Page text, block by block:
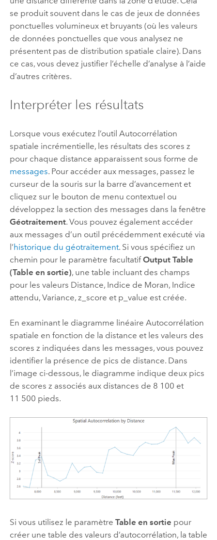
se produit souvent dans le cas de jeux de données
ponctuelles volumineux et bruyants (où les valeurs
de données ponctuelles que vous analysez ne
présentent pas de distribution spatiale claire). Dans
ce cas, vous devez justifier l’échelle d’analyse à l’aide
d’autres critères.
Interpréter les résultats
Lorsque vous exécutez l’outil Autocorrélation
spatiale incrémentielle, les résultats des scores z
pour chaque distance apparaissent sous forme de
messages. Pour accéder aux messages, passez le
curseur de la souris sur la barre d’avancement et
cliquez sur le bouton de menu contextuel ou
développez la section des messages dans la fenêtre
Géotraitement. Vous pouvez également accéder
aux messages d’un outil précédemment exécuté via
l’historique du géotraitement. Si vous spécifiez un
chemin pour le paramètre facultatifOutput Table
(Table en sortie), une table incluant des champs
pour les valeurs Distance, Indice de Moran, Indice
attendu, Variance, z_score et p_value est créée.
En examinant le diagramme linéaire Autocorrélation
spatiale en fonction de la distance et les valeurs des
scores z indiquées dans les messages, vous pouvez
identifier la présence de pics de distance. Dans
l’image ci-dessous, le diagramme indique deux pics
de scores z associés aux distances de 8 100 et
11 500 pieds.
Si vous utilisez le paramètre Table en sortie pour
créer une table des valeurs d’autocorrélation, la table